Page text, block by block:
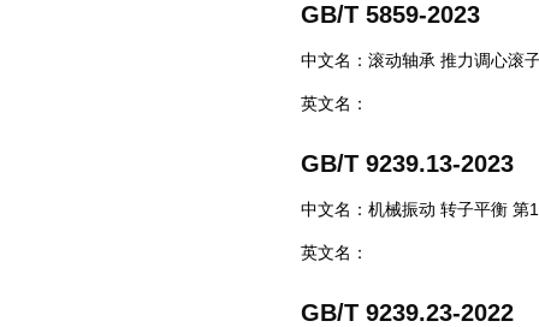
GB/T 5859-2023
中文名：滚动轴承 推力调心滚
英文名：
GB/T 9239.13-2023
中文名：机械振动 转子平衡 第
英文名：
GB/T 9239.23-2022